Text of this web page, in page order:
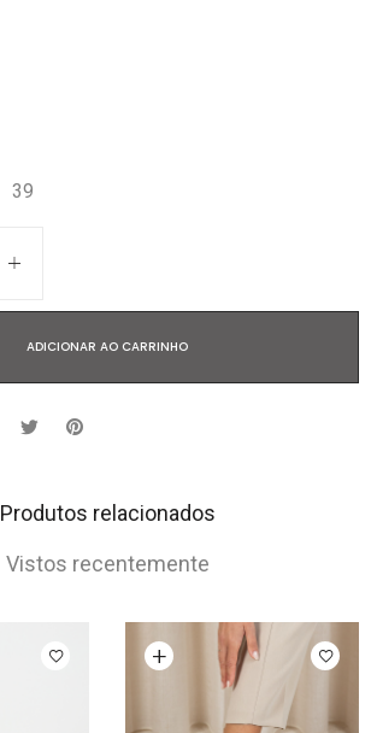
39
ADICIONAR AO CARRINHO
Produtos relacionados
Vistos recentemente
Ver opções